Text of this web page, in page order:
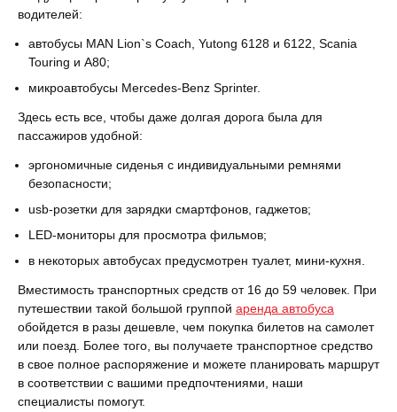
водителей:
автобусы MAN Lion`s Coach, Yutong 6128 и 6122, Scania
Touring и А80;
микроавтобусы Mercedes-Benz Sprinter.
Здесь есть все, чтобы даже долгая дорога была для
пассажиров удобной:
эргономичные сиденья с индивидуальными ремнями
безопасности;
usb-розетки для зарядки смартфонов, гаджетов;
LED-мониторы для просмотра фильмов;
в некоторых автобусах предусмотрен туалет, мини-кухня.
Вместимость транспортных средств от 16 до 59 человек. При
путешествии такой большой группой аренда автобуса
обойдется в разы дешевле, чем покупка билетов на самолет
или поезд. Более того, вы получаете транспортное средство
в свое полное распоряжение и можете планировать маршрут
в соответствии с вашими предпочтениями, наши
специалисты помогут.